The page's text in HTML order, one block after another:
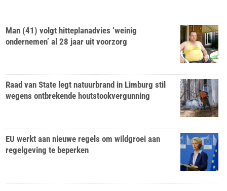
Man (41) volgt hitteplanadvies ‘weinig
ondernemen’ al 28 jaar uit voorzorg
Raad van State legt natuurbrand in Limburg stil
wegens ontbrekende houtstookvergunning
EU werkt aan nieuwe regels om wildgroei aan
regelgeving te beperken